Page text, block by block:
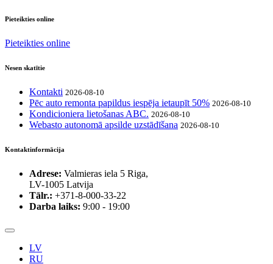
Pieteikties online
Pieteikties online
Nesen skatītie
Kontakti 2026-08-10
Pēc auto remonta papildus iespēja ietaupīt 50% 2026-08-10
Kondicioniera lietošanas ABC. 2026-08-10
Webasto autonomā apsilde uzstādīšana 2026-08-10
Kontaktinformācija
Adrese: Valmieras iela 5 Riga,
LV-1005 Latvija
Tālr.: +371-8-000-33-22
Darba laiks: 9:00 - 19:00
LV
RU